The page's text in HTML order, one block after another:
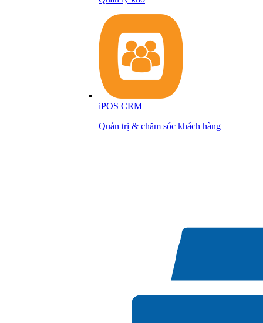
iPOS CRM
Quản trị & chăm sóc khách hàng